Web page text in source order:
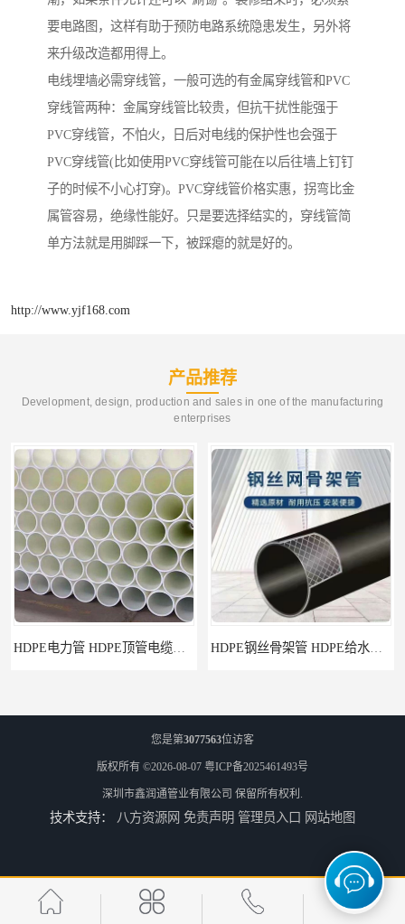
要电路图，这样有助于预防电路系统隐患发生，另外将
来升级改造都用得上。
电线埋墙必需穿线管，一般可选的有金属穿线管和PVC
穿线管两种：金属穿线管比较贵，但抗干扰性能强于
PVC穿线管，不怕火，日后对电线的保护性也会强于
PVC穿线管(比如使用PVC穿线管可能在以后往墙上钉钉
子的时候不小心打穿)。PVC穿线管价格实惠，拐弯比金
属管容易，绝缘性能好。只是要选择结实的，穿线管简
单方法就是用脚踩一下，被踩瘪的就是好的。
http://www.yjf168.com
产品推荐
Development, design, production and sales in one of the manufacturing
enterprises
HDPE给水管 佛山Pe给水管电话 支持送货上门
您是第3077563位访客
版权所有 ©2026-08-07 粤ICP备2025461493号
深圳市鑫润通管业有限公司 保留所有权利.
技术支持： 八方资源网 免责声明 管理员入口 网站地图